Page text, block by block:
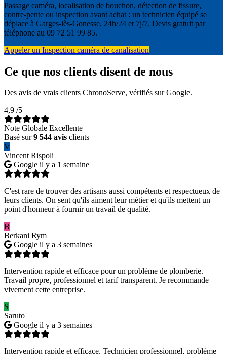
Passage caméra, localisation de bouchon, détection de fissure,
contre-pente ou inspection avant achat : un technicien équipé se
déplace à Garges-lès-Gonesse, 24h/24 et 7j/7. Devis gratuit par
téléphone au 09 72 51 99 85.
Appeler un Inspection caméra de canalisation
Ce que nos clients disent de nous
Des avis de vrais clients ChronoServe, vérifiés sur Google.
4,9 /5
Note Globale Excellente
Basé sur9 544 avis clients
V
Vincent Rispoli
Google il y a 1 semaine
C'est rare de trouver des artisans aussi compétents et respectueux de
leurs clients. On sent qu'ils aiment leur métier et qu'ils mettent un
point d'honneur à fournir un travail de qualité.
B
Berkani Rym
Google il y a 3 semaines
Intervention rapide et efficace pour un problème de plomberie.
Travail propre, professionnel et tarif transparent. Je recommande
vivement cette entreprise.
S
Saruto
Google il y a 3 semaines
Intervention rapide et efficace. Technicien professionnel, problème